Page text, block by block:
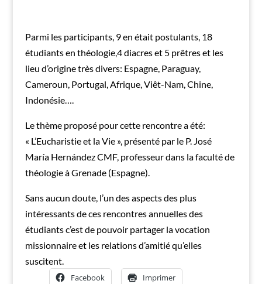
Parmi les participants, 9 en était postulants, 18
étudiants en théologie,4 diacres et 5 prêtres et les
lieu d’origine très divers: Espagne, Paraguay,
Cameroun, Portugal, Afrique, Viêt-Nam, Chine,
Indonésie….
Le thème proposé pour cette rencontre a été:
« L’Eucharistie et la Vie », présenté par le P. José
María Hernández CMF, professeur dans la faculté de
théologie à Grenade (Espagne).
Sans aucun doute, l’un des aspects des plus
intéressants de ces rencontres annuelles des
étudiants c’est de pouvoir partager la vocation
missionnaire et les relations d’amitié qu’elles
suscitent.
Facebook Imprimer